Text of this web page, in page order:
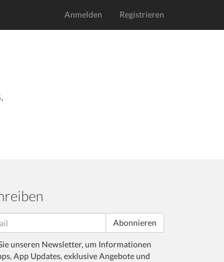
Anmelden Registrieren
Abonnieren
unseren Newsletter, um Informationen
App Updates, exklusive Angebote und